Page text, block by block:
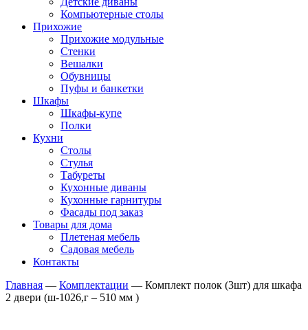
Компьютерные столы
Прихожие
Прихожие модульные
Стенки
Вешалки
Обувницы
Пуфы и банкетки
Шкафы
Шкафы-купе
Полки
Кухни
Столы
Стулья
Табуреты
Кухонные диваны
Кухонные гарнитуры
Фасады под заказ
Товары для дома
Плетеная мебель
Садовая мебель
Контакты
Главная — Комплектации — Комплект полок (3шт) для шкафа
2 двери (ш-1026,г – 510 мм )